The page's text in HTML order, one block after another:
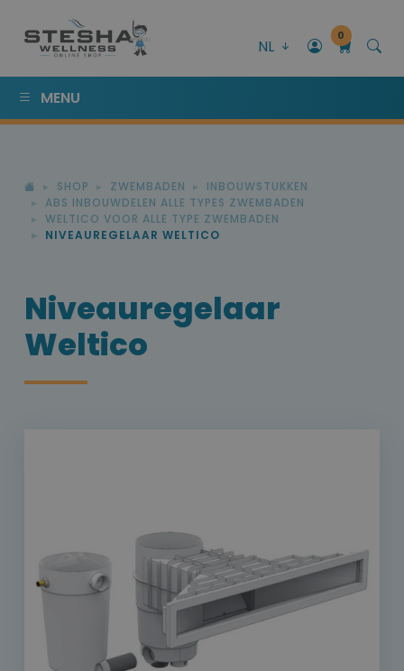
NL
0
MENU
SHOP ZWEMBADEN
INBOUWSTUKKEN
ABS INBOUWDELEN ALLE TYPES ZWEMBADEN
WELTICO VOOR ALLE TYPE ZWEMBADEN
NIVEAUREGELAAR WELTICO
Niveauregelaar
Weltico